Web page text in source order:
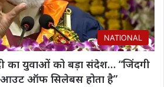
NATIONAL
का युवाओं को बड़ा संदेश… “जिंदगी
आउट ऑफ सिलेबस होता है”